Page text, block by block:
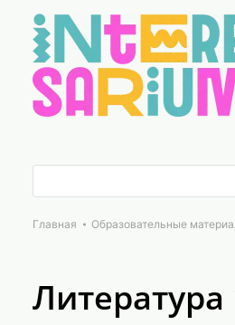
Главная Образовательные